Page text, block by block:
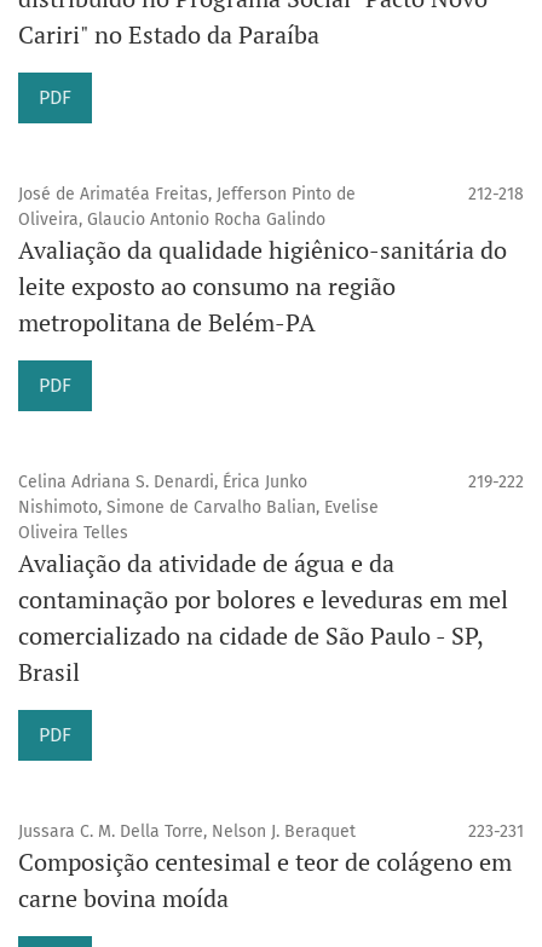
Cariri" no Estado da Paraíba
PDF
José de Arimatéa Freitas, Jefferson Pinto de
Oliveira, Glaucio Antonio Rocha Galindo
212-218
Avaliação da qualidade higiênico-sanitária do
leite exposto ao consumo na região
metropolitana de Belém-PA
PDF
Celina Adriana S. Denardi, Érica Junko
Nishimoto, Simone de Carvalho Balian, Evelise
Oliveira Telles
219-222
Avaliação da atividade de água e da
contaminação por bolores e leveduras em mel
comercializado na cidade de São Paulo - SP,
Brasil
PDF
Jussara C. M. Della Torre, Nelson J. Beraquet 223-231
Composição centesimal e teor de colágeno em
carne bovina moída